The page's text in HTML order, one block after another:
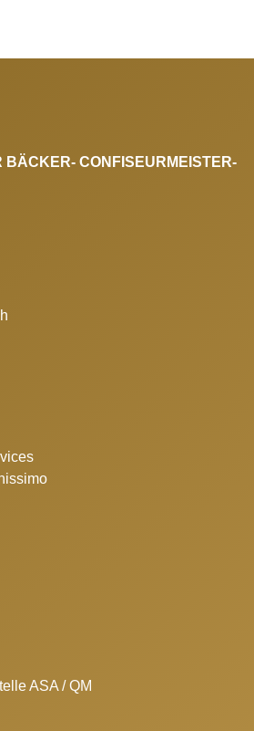
BÄCKER- CONFISEURMEISTER-
ASA / QM